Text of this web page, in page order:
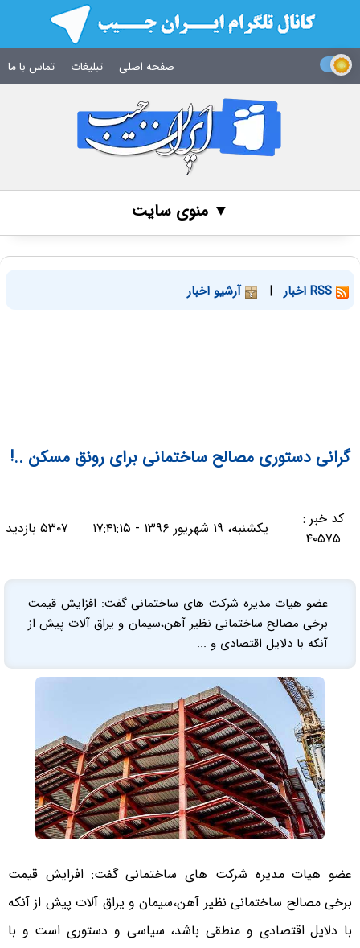
صفحه اصلی تبلیغات تماس با ما
▼ منوی سایت
| آرشیو اخبار
گرانی دستوری مصالح ساختمانی برای رونق مسکن ..!
کد خبر :
۴۰۵۷۵
یکشنبه، ۱۹ شهریور ۱۳۹۶ - ۱۷:۴۱:۱۵ ۵۳۰۷ بازدید
عضو هیات مدیره شرکت های ساختمانی گفت: افزایش قیمت
برخی مصالح ساختمانی نظیر آهن،سیمان و یراق آلات پیش از
آنکه با دلایل اقتصادی و ...
عضو هیات مدیره شرکت های ساختمانی گفت: افزایش قیمت
برخی مصالح ساختمانی نظیر آهن،سیمان و یراق آلات پیش از آنکه
با دلایل اقتصادی و منطقی باشد، سیاسی و دستوری است و با